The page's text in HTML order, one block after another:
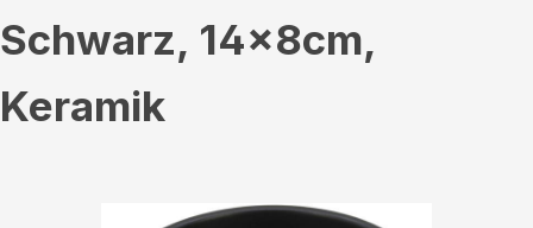
Schwarz, 14x8cm,
Keramik
Bildergalerie überspringen